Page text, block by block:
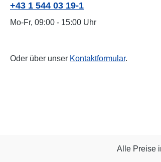
+43 1 544 03 19-1
Mo-Fr, 09:00 - 15:00 Uhr
Oder über unser Kontaktformular.
Alle Preise